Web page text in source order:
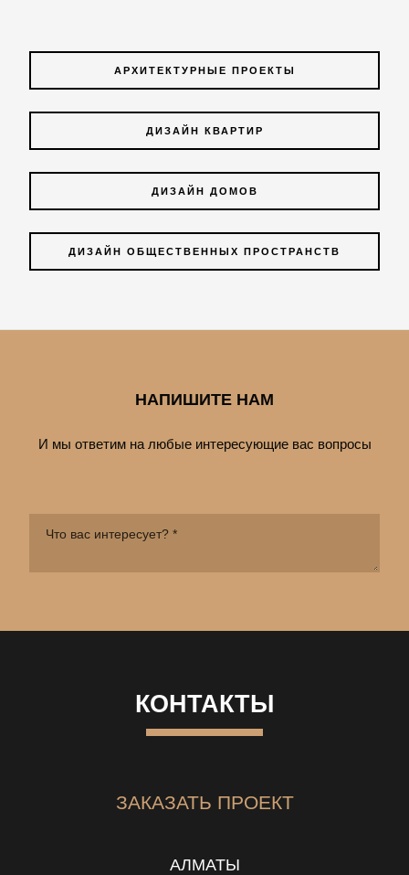
АРХИТЕКТУРНЫЕ ПРОЕКТЫ
ДИЗАЙН КВАРТИР
ДИЗАЙН ДОМОВ
ДИЗАЙН ОБЩЕСТВЕННЫХ ПРОСТРАНСТВ
НАПИШИТЕ НАМ
И мы ответим на любые интересующие вас вопросы
КОНТАКТЫ
ЗАКАЗАТЬ ПРОЕКТ
АЛМАТЫ